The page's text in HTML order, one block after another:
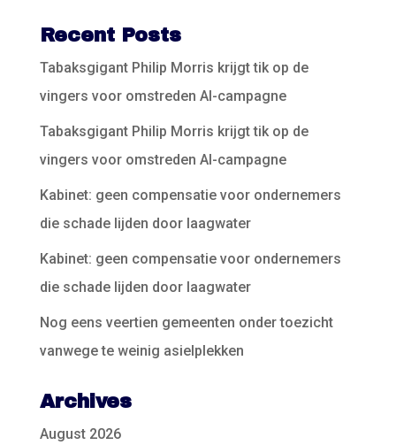
Recent Posts
Tabaksgigant Philip Morris krijgt tik op de
vingers voor omstreden AI-campagne
Tabaksgigant Philip Morris krijgt tik op de
vingers voor omstreden AI-campagne
Kabinet: geen compensatie voor ondernemers
die schade lijden door laagwater
Kabinet: geen compensatie voor ondernemers
die schade lijden door laagwater
Nog eens veertien gemeenten onder toezicht
vanwege te weinig asielplekken
Archives
August 2026